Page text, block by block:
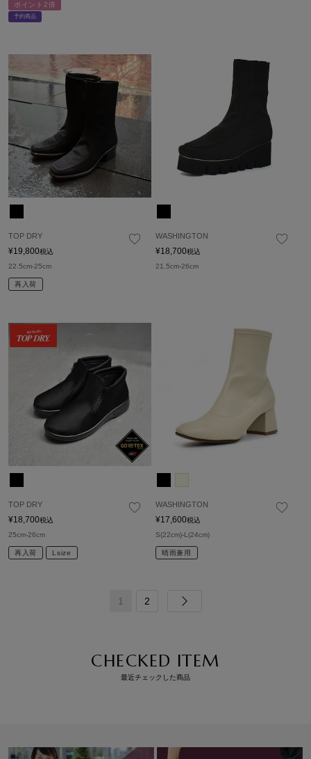
ポイント2倍
予約商品
TOP DRY
¥19,800税込
22.5cm-25cm
再入荷
WASHINGTON
¥18,700税込
21.5cm-26cm
TOP DRY
¥18,700税込
25cm-26cm
再入荷 Lsize
WASHINGTON
¥17,600税込
S(22cm)-L(24cm)
晴雨兼用
1 2
CHECKED ITEM
最近チェックした商品